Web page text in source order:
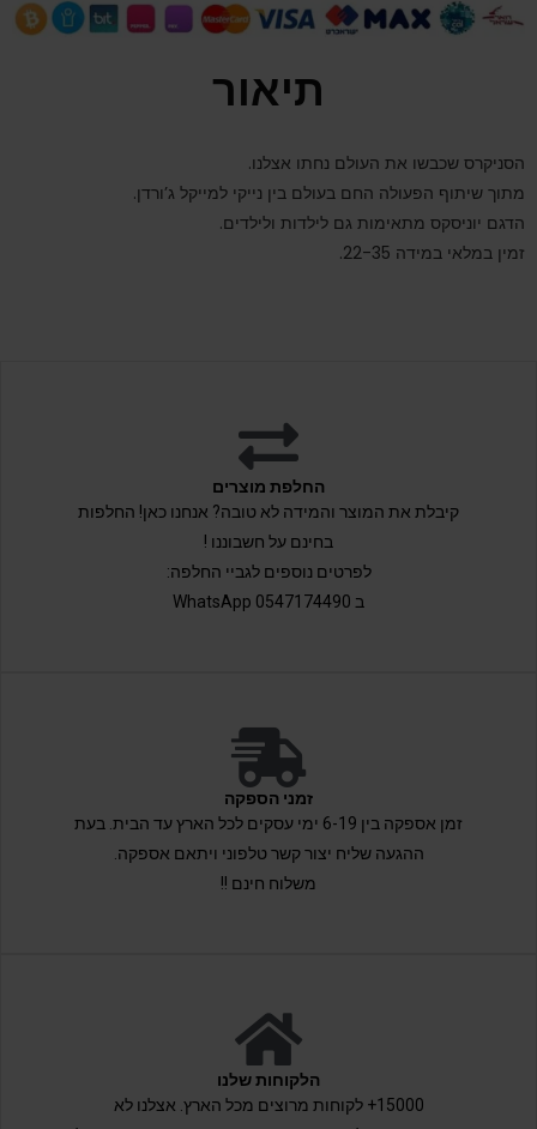
תיאור
הסניקרס שכבשו את העולם נחתו אצלנו.
מתוך שיתוף הפעולה החם בעולם בין נייקי למייקל ג’ורדן.
הדגם יוניסקס מתאימות גם לילדות ולילדים.
זמין במלאי במידה 22-35.
החלפת מוצרים
קיבלת את המוצר והמידה לא טובה? אנחנו כאן! החלפות
בחינם על חשבוננו !
לפרטים נוספים לגביי החלפה:
ב 0547174490 WhatsApp
זמני הספקה
זמן אספקה בין 6-19 ימי עסקים לכל הארץ עד הבית. בעת
ההגעה שליח יצור קשר טלפוני ויתאם אספקה.
משלוח חינם !!
הלקוחות שלנו
15000+ לקוחות מרוצים מכל הארץ. אצלנו לא